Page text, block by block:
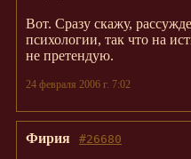
Вот. Сразу скажу,
психологии, так что на
не претендую.
24 февраля 2006 г. 7:02
#26680
Фирия